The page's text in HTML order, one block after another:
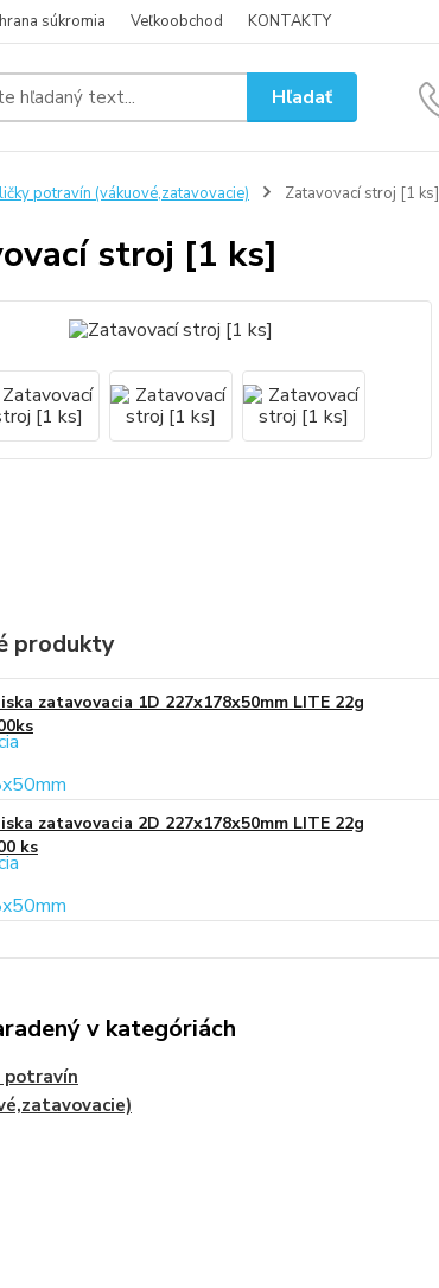
súkromia Veľkoobchod KONTAKTY
Hľadať
potravín (vákuové,zatavovacie) Zatavovací stroj [1 ks]
stroj [1 ks]
produkty
zatavovacia 1D 227x178x50mm LITE 22g
zatavovacia 2D 227x178x50mm LITE 22g
ks
v kategóriách
potravín